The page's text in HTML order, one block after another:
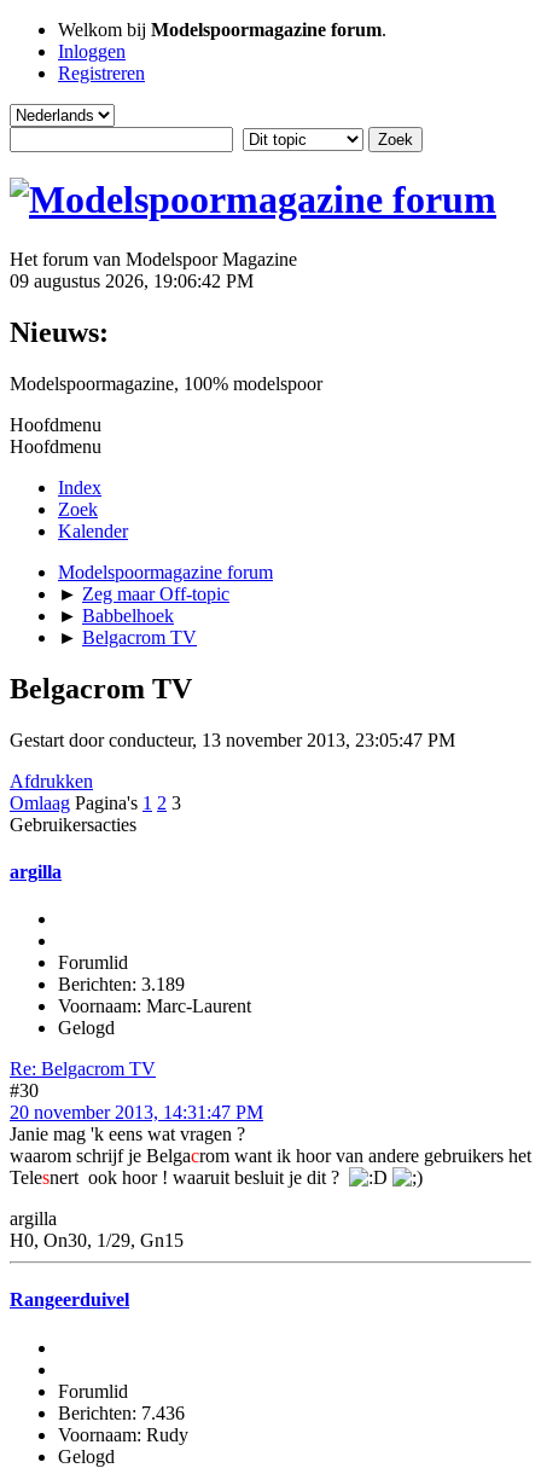
Welkom bij Modelspoormagazine forum.
Inloggen
Registreren
Het forum van Modelspoor Magazine
09 augustus 2026, 19:06:42 PM
Nieuws:
Modelspoormagazine, 100% modelspoor
Hoofdmenu
Hoofdmenu
Index
Zoek
Kalender
Modelspoormagazine forum
► Zeg maar Off-topic
► Babbelhoek
► Belgacrom TV
Belgacrom TV
Gestart door conducteur, 13 november 2013, 23:05:47 PM
Afdrukken
Omlaag Pagina's 1 2 3
Gebruikersacties
argilla
Forumlid
Berichten: 3.189
Voornaam: Marc-Laurent
Gelogd
Re: Belgacrom TV
#30
20 november 2013, 14:31:47 PM
Janie mag 'k eens wat vragen ?
waarom schrijf je Belgacrom want ik hoor van andere gebruikers het
Telesnert ook hoor ! waaruit besluit je dit ?
argilla
H0, On30, 1/29, Gn15
Rangeerduivel
Forumlid
Berichten: 7.436
Voornaam: Rudy
Gelogd